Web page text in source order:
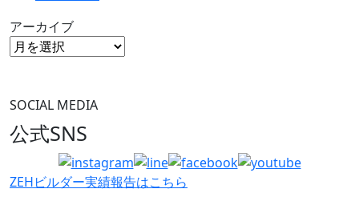
アーカイブ
SOCIAL MEDIA
公式SNS
ZEHビルダー実績報告はこちら